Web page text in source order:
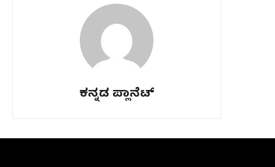
ಕನ್ನಡ ಪ್ಲಾನೆಟ್